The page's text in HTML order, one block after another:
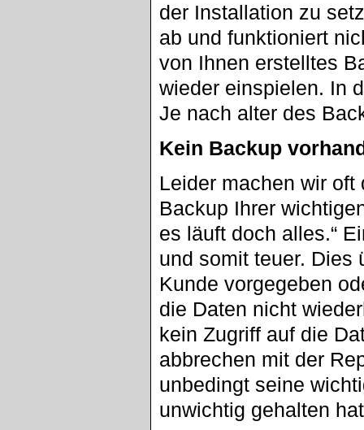
der Installation zu
ab und funktioniert
von Ihnen erstelltes
wieder einspielen. In
Je nach alter des
Kein Backup
Leider machen wir
Backup Ihrer
es läuft doch alles.“
und somit teuer. Dies
Kunde vorgegeben
die Daten nicht
kein Zugriff auf die
abbrechen mit der
unbedingt seine
unwichtig gehalten